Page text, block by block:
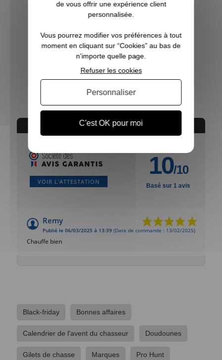
Gilet de chasse Bleu Moor avec tricot DEERHUNTER
AVIS CONCERNANT LE PRODUIT
VOIR L'ATTESTATION
10/10
Basé sur 1 avis
Remy
Publié le 06/03/2025 à 13:39 (Date de commande : 13/02/2025)
Chauffe bien
Black-friday Bonnes affaires
Calendrier de l'avent du chasseur Doudounes
Gilets de chasse Marques Pro Hunt
de vous offrir une expérience client
personnalisée.
Vous pourrez modifier vos préférences à tout
moment en cliquant sur “Cookies” au bas de
n'importe quelle page.
C'est OK pour moi
Refuser les cookies
Personnaliser